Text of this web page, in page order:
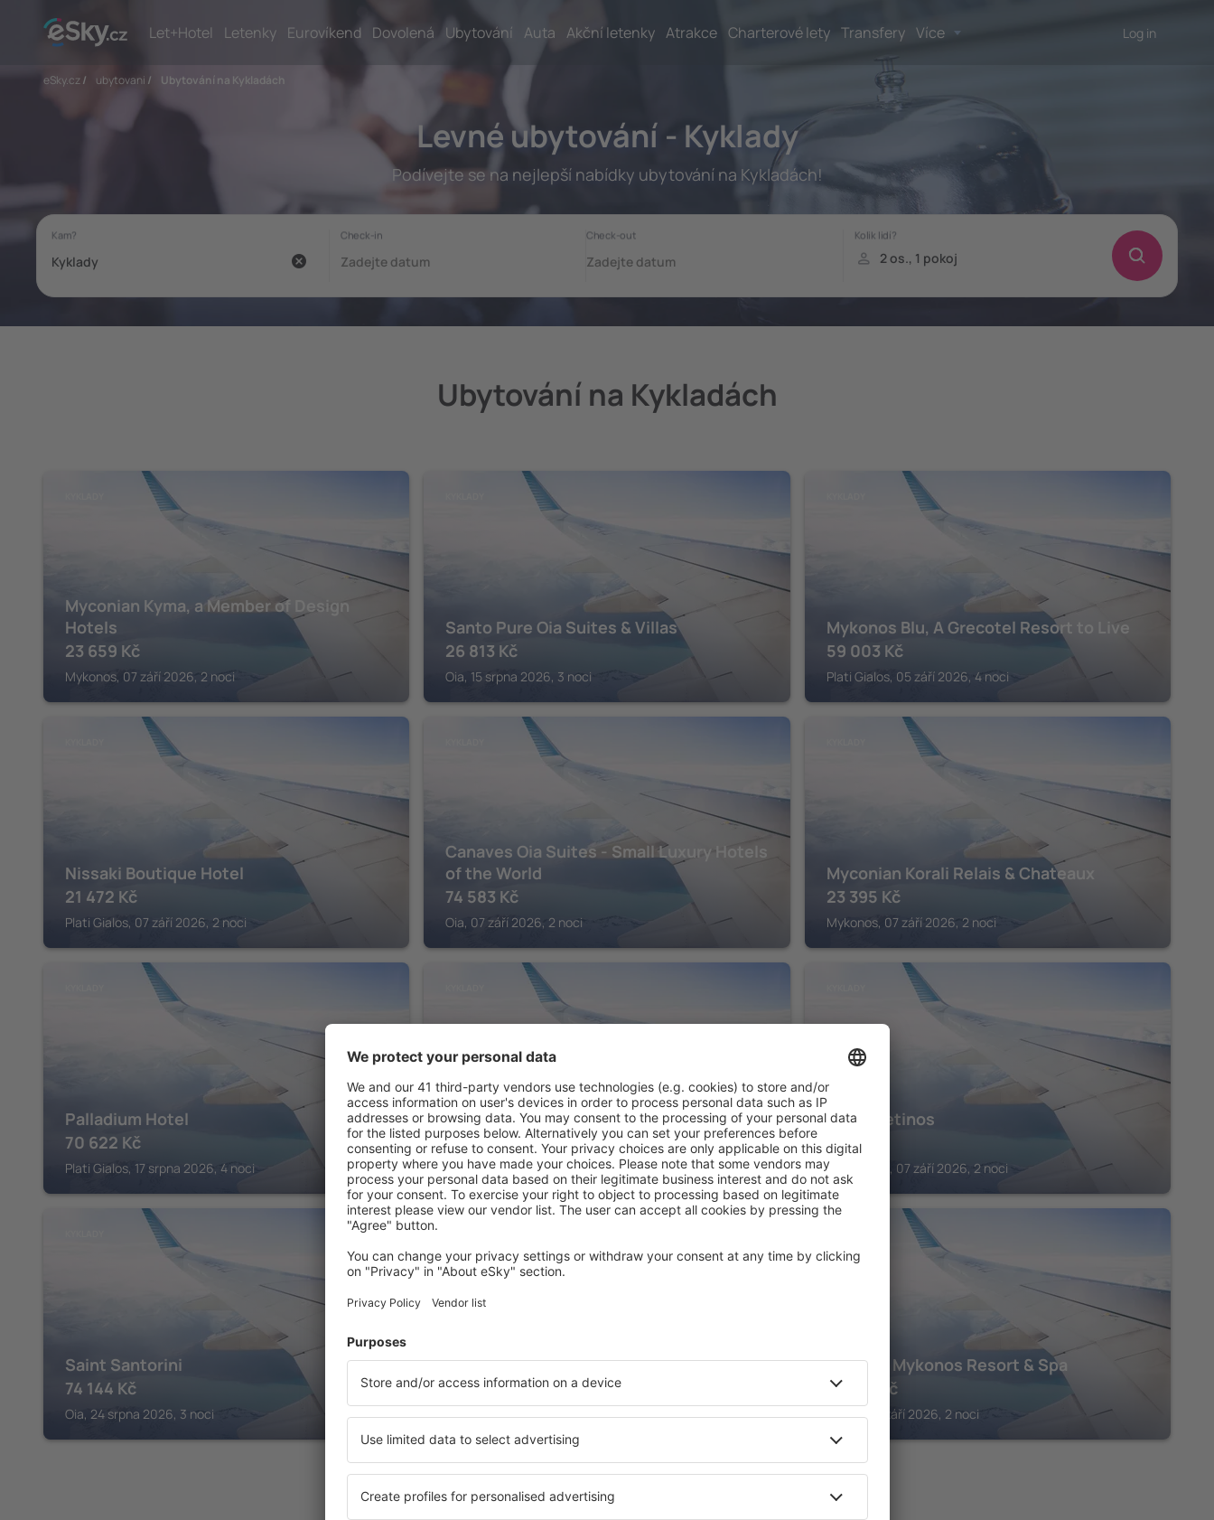
Let+Hotel Letenky Eurovíkend Dovolená Ubytování Auta Akční letenky Atrakce Charterové lety Transfery Více Log in
eSky.cz/ ubytovani / Ubytování na Kykladách
Levné ubytování - Kyklady
Podívejte se na nejlepší nabídky ubytování na Kykladách!
Ubytování na Kykladách
Myconian Kyma, a Member of Design
Hotels
23 659 Kč
Mykonos, 07 září 2026, 2 noci
Santo Pure Oia Suites & Villas
26 813 Kč
Oia, 15 srpna 2026, 3 noci
Mykonos Blu, A Grecotel Resort to Live
59 003 Kč
Plati Gialos, 05 září 2026, 4 noci
Nissaki Boutique Hotel
21 472 Kč
Plati Gialos, 07 září 2026, 2 noci
Canaves Oia Suites - Small Luxury Hotels
of the World
74 583 Kč
Oia, 07 září 2026, 2 noci
Myconian Korali Relais & Chateaux
23 395 Kč
Mykonos, 07 září 2026, 2 noci
Palladium Hotel
70 622 Kč
Plati Gialos, 17 srpna 2026, 4 noci
Andronis Luxury Suites
55 244Kč
Oia, 07 září 2026, 2 noci
Hotel Petinos
8 721
Plati Gialos, 07 září 2026, 2 noci
Saint Santorini
74 144 Kč
Oia, 24 srpna 2026, 3 noci
Poseidon Hotel & Suites
25 861Kč
Mykonos, 05 září 2026, 4 noci
Amazon Mykonos Resort & Spa
13 253
Kč
Ornos, 07 září 2026, 2 noci
Podívejte se na další nabídky na Kykladách